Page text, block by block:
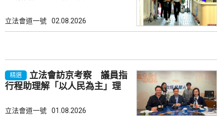
立法會道一號 02.08.2026
精選
立法會訪京考察 議員指
行程助理解「以人民為主」理
立法會道一號 01.08.2026